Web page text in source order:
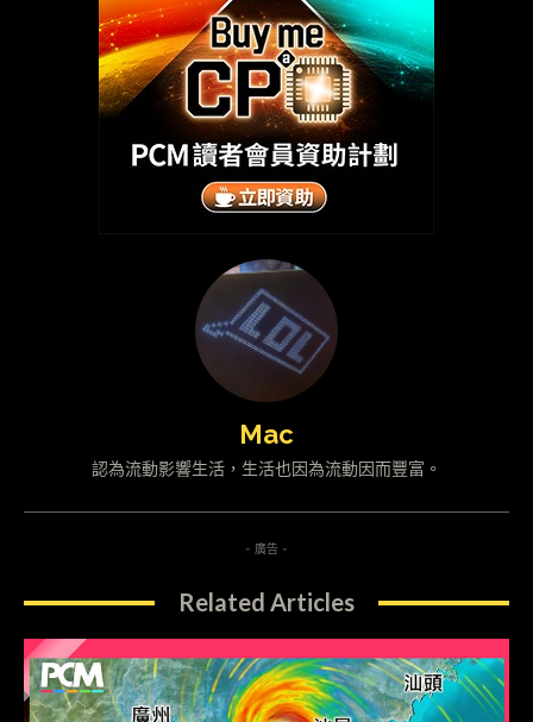
Mac
認為流動影響生活，生活也因為流動因而豐富。
- 廣告 -
Related Articles